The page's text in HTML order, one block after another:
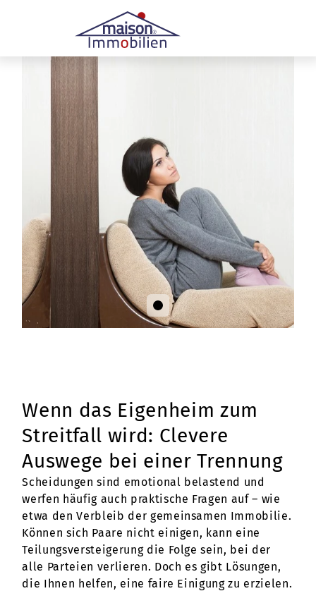
Wenn das Eigenheim zum
Streitfall wird: Clevere
Auswege bei einer Trennung
Scheidungen sind emotional belastend und
werfen häufig auch praktische Fragen auf – wie
etwa den Verbleib der gemeinsamen Immobilie.
Können sich Paare nicht einigen, kann eine
Teilungsversteigerung die Folge sein, bei der
alle Parteien verlieren. Doch es gibt Lösungen,
die Ihnen helfen, eine faire Einigung zu erzielen.